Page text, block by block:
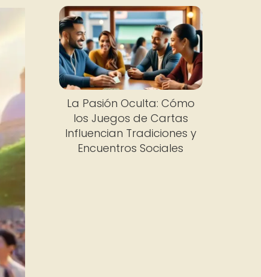
La Pasión Oculta: Cómo
los Juegos de Cartas
Influencian Tradiciones y
Encuentros Sociales